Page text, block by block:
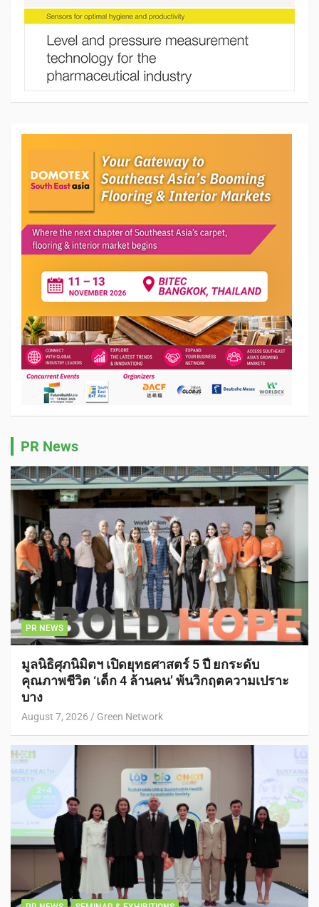
PR News
PR NEWS
มูลนิธิศุภนิมิตฯ เปิดยุทธศาสตร์ 5 ปี ยกระดับ
คุณภาพชีวิต ‘เด็ก 4 ล้านคน’ พ้นวิกฤตความเปราะ
บาง
August 7, 2026 Green Network